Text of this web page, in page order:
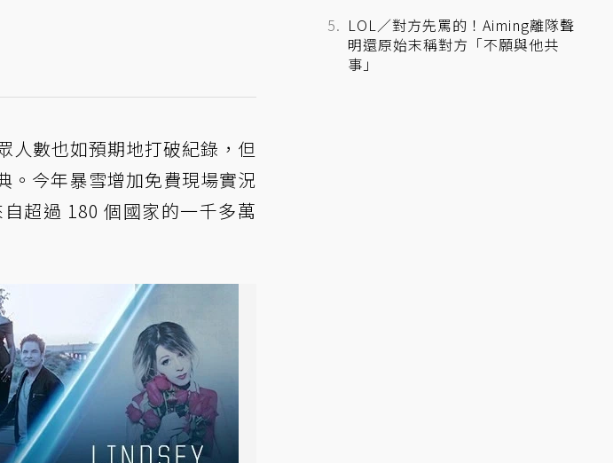
人數也如預期地打破紀錄，但
。今年暴雪增加免費現場實況
超過 180 個國家的一千多萬
LOL／對方先罵的！Aiming離隊聲
明還原始末稱對方「不願與他共
事」